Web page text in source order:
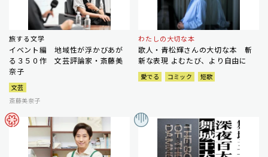
旅する文学
イベント編 地域性が浮かびあが
る３５０作 文芸評論家・斎藤美
奈子
文芸
斎藤美奈子
わたしの大切な本
歌人・青松輝さんの大切な本 斬
新な表現 よむたび、より自由に
愛でる コミック 短歌